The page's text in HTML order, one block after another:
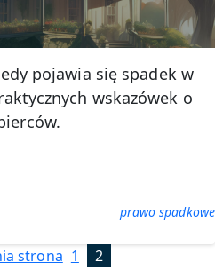
pojawia się spadek w
wskazówek o
prawo spadkowe
strona 1 2